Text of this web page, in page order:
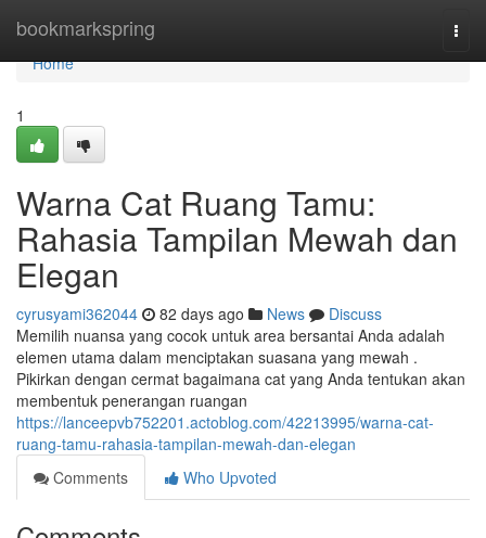
bookmarkspring
Home
Home
1
Warna Cat Ruang Tamu:
Rahasia Tampilan Mewah dan
Elegan
cyrusyami362044 82 days ago News
Discuss
Memilih nuansa yang cocok untuk area bersantai Anda adalah
elemen utama dalam menciptakan suasana yang mewah .
Pikirkan dengan cermat bagaimana cat yang Anda tentukan akan
membentuk penerangan ruangan
https://lanceepvb752201.actoblog.com/42213995/warna-cat-
ruang-tamu-rahasia-tampilan-mewah-dan-elegan
Comments
Who Upvoted